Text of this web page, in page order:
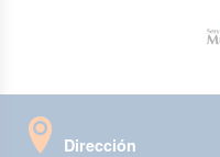
Dirección